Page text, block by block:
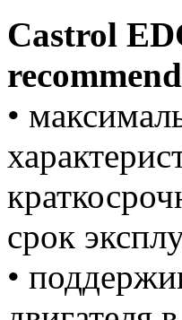
Castrol
•
срок
•